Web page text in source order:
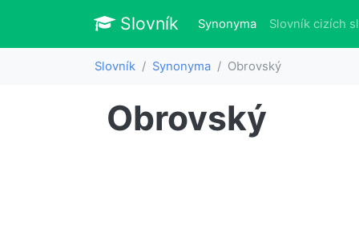
Slovník Slovník
Synonyma(aktuálně)
Slovník cizích
Slovník Synonyma Obrovský
Obrovský